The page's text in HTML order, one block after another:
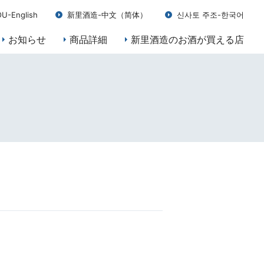
お知らせ 商品詳細 新里酒造のお酒が買える店
English 新里酒造-中文（简体） 신사토 주조-한국어